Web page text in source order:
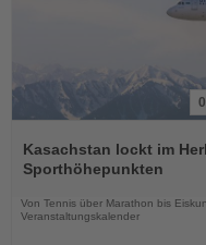
Sie
die
Nachrichten
Kasachstan lockt im
Sporthöhepunkten
Von Tennis über Marathon bis
Veranstaltungskalender